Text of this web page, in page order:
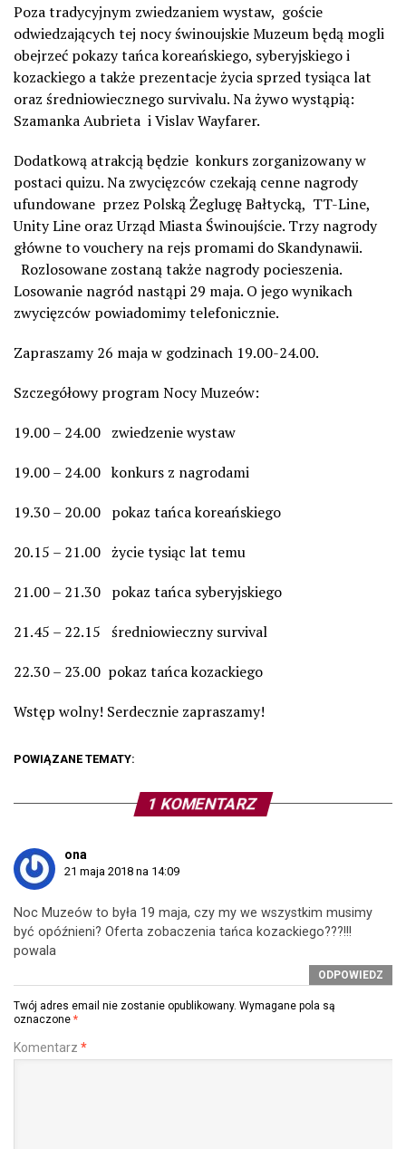
Poza tradycyjnym zwiedzaniem wystaw, goście
odwiedzających tej nocy świnoujskie Muzeum będą mogli
obejrzeć pokazy tańca koreańskiego, syberyjskiego i
kozackiego a także prezentacje życia sprzed tysiąca lat
oraz średniowiecznego survivalu. Na żywo wystąpią:
Szamanka Aubrieta i Vislav Wayfarer.
Dodatkową atrakcją będzie konkurs zorganizowany w
postaci quizu. Na zwycięzców czekają cenne nagrody
ufundowane przez Polską Żeglugę Bałtycką, TT-Line,
Unity Line oraz Urząd Miasta Świnoujście. Trzy nagrody
główne to vouchery na rejs promami do Skandynawii.
Rozlosowane zostaną także nagrody pocieszenia.
Losowanie nagród nastąpi 29 maja. O jego wynikach
zwycięzców powiadomimy telefonicznie.
Zapraszamy 26 maja w godzinach 19.00-24.00.
Szczegółowy program Nocy Muzeów:
19.00 – 24.00 zwiedzenie wystaw
19.00 – 24.00 konkurs z nagrodami
19.30 – 20.00 pokaz tańca koreańskiego
20.15 – 21.00 życie tysiąc lat temu
21.00 – 21.30 pokaz tańca syberyjskiego
21.45 – 22.15 średniowieczny survival
22.30 – 23.00 pokaz tańca kozackiego
Wstęp wolny! Serdecznie zapraszamy!
POWIĄZANE TEMATY:
1 KOMENTARZ
ona
21 maja 2018 na 14:09
Noc Muzeów to była 19 maja, czy my we wszystkim musimy
być opóźnieni? Oferta zobaczenia tańca kozackiego???!!!
powala
ODPOWIEDZ
Twój adres email nie zostanie opublikowany. Wymagane pola są
oznaczone *
Komentarz *